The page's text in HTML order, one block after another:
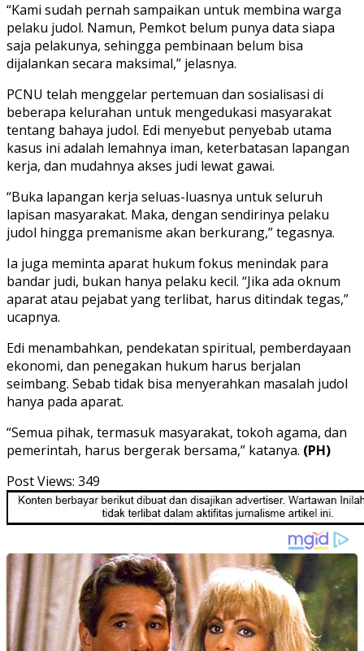
“Kami sudah pernah sampaikan untuk membina warga
pelaku judol. Namun, Pemkot belum punya data siapa
saja pelakunya, sehingga pembinaan belum bisa
dijalankan secara maksimal,” jelasnya.
PCNU telah menggelar pertemuan dan sosialisasi di
beberapa kelurahan untuk mengedukasi masyarakat
tentang bahaya judol. Edi menyebut penyebab utama
kasus ini adalah lemahnya iman, keterbatasan lapangan
kerja, dan mudahnya akses judi lewat gawai.
“Buka lapangan kerja seluas-luasnya untuk seluruh
lapisan masyarakat. Maka, dengan sendirinya pelaku
judol hingga premanisme akan berkurang,” tegasnya.
Ia juga meminta aparat hukum fokus menindak para
bandar judi, bukan hanya pelaku kecil. “Jika ada oknum
aparat atau pejabat yang terlibat, harus ditindak tegas,”
ucapnya.
Edi menambahkan, pendekatan spiritual, pemberdayaan
ekonomi, dan penegakan hukum harus berjalan
seimbang. Sebab tidak bisa menyerahkan masalah judol
hanya pada aparat.
“Semua pihak, termasuk masyarakat, tokoh agama, dan
pemerintah, harus bergerak bersama,” katanya. (PH)
Post Views: 349